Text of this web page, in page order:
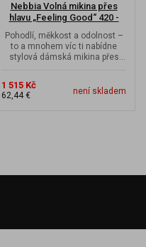
Nebbia Volná mikina přes
hlavu „Feeling Good“ 420 -
cream
Pohodlí, měkkost a odolnost –
to a mnohem víc ti nabídne
stylová dámská mikina přes
1 515 Kč
62,44 € není skladem